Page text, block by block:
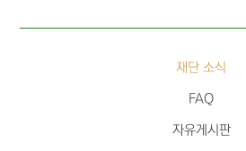
재단 소식
FAQ
자유게시판